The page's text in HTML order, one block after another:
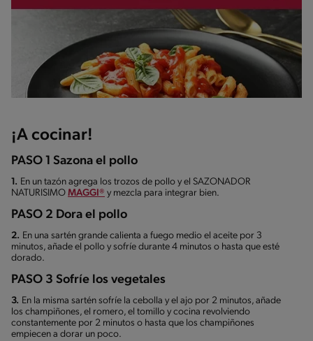
¡A cocinar!
PASO 1 Sazona el pollo
1. En un tazón agrega los trozos de pollo y el SAZONADOR
NATURISIMO MAGGI® y mezcla para integrar bien.
PASO 2 Dora el pollo
2. En una sartén grande calienta a fuego medio el aceite por 3
minutos, añade el pollo y sofríe durante 4 minutos o hasta que esté
dorado.
PASO 3 Sofríe los vegetales
3. En la misma sartén sofríe la cebolla y el ajo por 2 minutos, añade
los champiñones, el romero, el tomillo y cocina revolviendo
constantemente por 2 minutos o hasta que los champiñones
empiecen a dorar un poco.